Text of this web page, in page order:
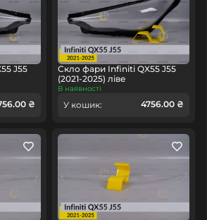
J55
₴
Скло фари Infiniti QX55 J55
(2021-2025) ліве
В наявності
У кошик: 4756.00 ₴